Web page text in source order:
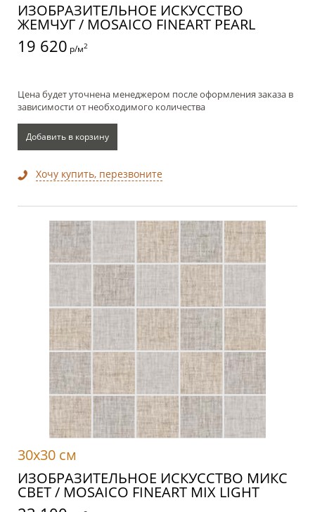
ИЗОБРАЗИТЕЛЬНОЕ ИСКУССТВО
ЖЕМЧУГ / MOSAICO FINEART PEARL
19 620 р/м2
Цена будет уточнена менеджером после оформления заказа в
зависимости от необходимого количества
Добавить в корзину
Хочу купить, перезвоните
30x30 см
ИЗОБРАЗИТЕЛЬНОЕ ИСКУССТВО МИКС
СВЕТ / MOSAICO FINEART MIX LIGHT